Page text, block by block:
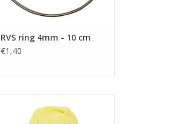
RVS ring 4mm - 10 cm
€1,40
Yellow - 309